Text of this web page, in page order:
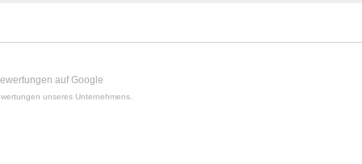
auf Google
unseres Unternehmens.